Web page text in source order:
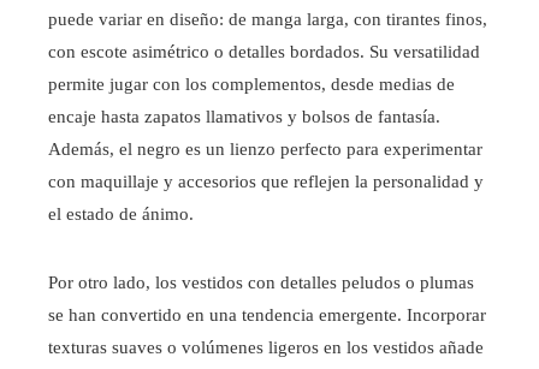
puede variar en diseño: de manga larga, con tirantes finos,
con escote asimétrico o detalles bordados. Su versatilidad
permite jugar con los complementos, desde medias de
encaje hasta zapatos llamativos y bolsos de fantasía.
Además, el negro es un lienzo perfecto para experimentar
con maquillaje y accesorios que reflejen la personalidad y
el estado de ánimo.
Por otro lado, los vestidos con detalles peludos o plumas
se han convertido en una tendencia emergente. Incorporar
texturas suaves o volúmenes ligeros en los vestidos añade